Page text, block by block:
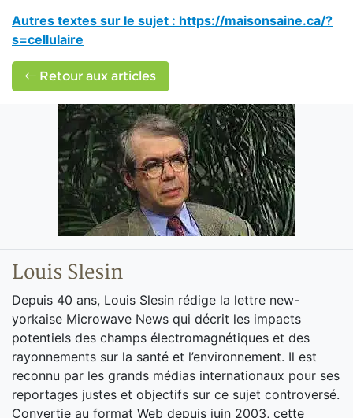
Autres textes sur le sujet : https://maisonsaine.ca/?
s=cellulaire
Retour aux articles
Louis Slesin
Depuis 40 ans, Louis Slesin rédige la lettre new-
yorkaise Microwave News qui décrit les impacts
potentiels des champs électromagnétiques et des
rayonnements sur la santé et l’environnement. Il est
reconnu par les grands médias internationaux pour ses
reportages justes et objectifs sur ce sujet controversé.
Convertie au format Web depuis juin 2003, cette